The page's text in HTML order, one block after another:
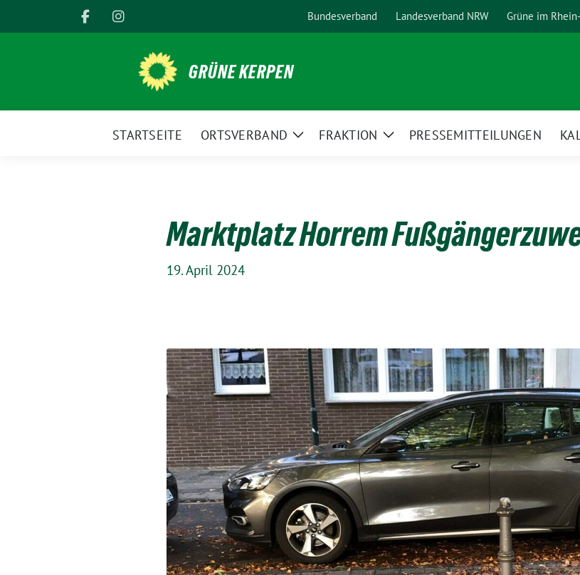
zum
Bundesverband Landesverband NRW Grüne im
GRÜNE KERPEN
STARTSEITE ORTSVERBAND
ZeigeFRAKTION
ZeigePRESSEMITTEILUNGEN
Marktplatz Horrem
19. April 2024